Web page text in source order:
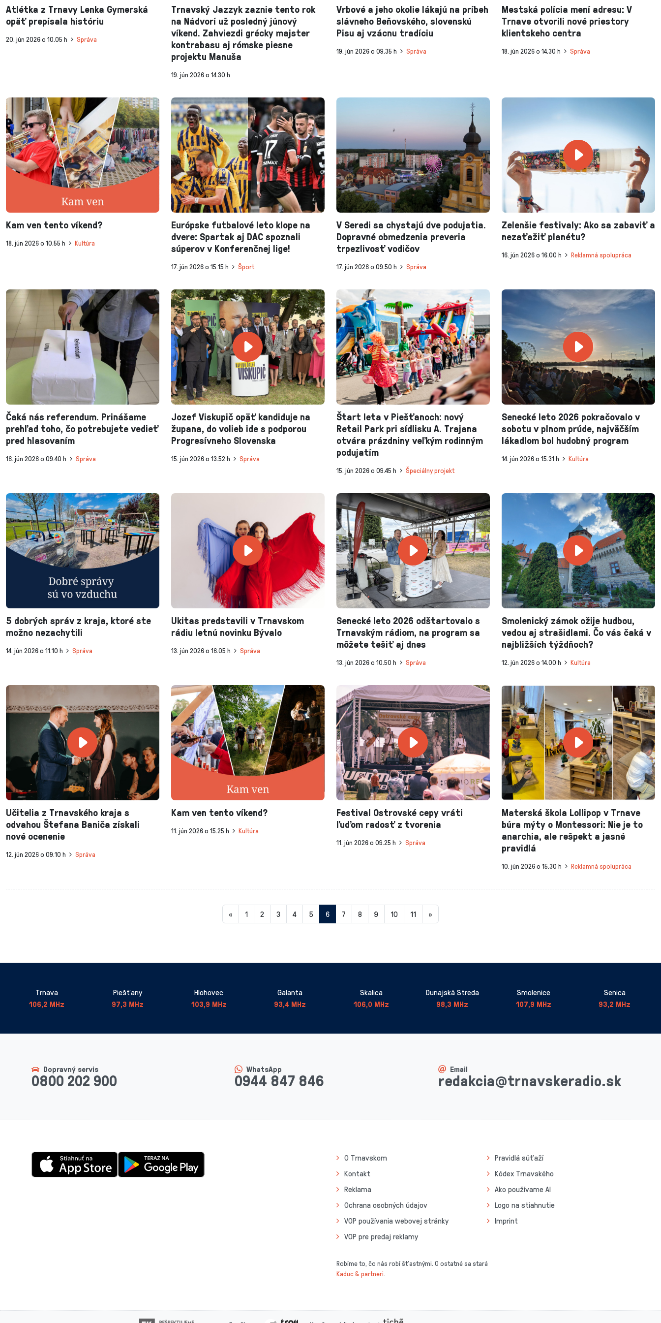
Atlétka z Trnavy Lenka Gymerská
opäť prepísala históriu
20. jún 2026 o 10.05 h Správa
Trnavský Jazzyk zaznie tento rok
na Nádvorí už posledný júnový
víkend. Zahviezdi grécky majster
kontrabasu aj rómske piesne
projektu Manuša
19. jún 2026 o 14.30 h
Vrbové a jeho okolie lákajú na príbeh
slávneho Beňovského, slovenskú
Pisu aj vzácnu tradíciu
19. jún 2026 o 09.35 h Správa
Mestská polícia mení adresu: V
Trnave otvorili nové priestory
klientskeho centra
18. jún 2026 o 14.30 h Správa
Kam ven tento víkend?
18. jún 2026 o 10.55 h Kultúra
Európske futbalové leto klope na
dvere: Spartak aj DAC spoznali
súperov v Konferenčnej lige!
17. jún 2026 o 15.15 h Šport
V Seredi sa chystajú dve podujatia.
Dopravné obmedzenia preveria
trpezlivosť vodičov
17. jún 2026 o 09.50 h Správa
Zelenšie festivaly: Ako sa zabaviť a
nezaťažiť planétu?
16. jún 2026 o 16.00 h Reklamná spolupráca
Čaká nás referendum. Prinášame
prehľad toho, čo potrebujete vedieť
pred hlasovaním
16. jún 2026 o 09.40 h Správa
Jozef Viskupič opäť kandiduje na
župana, do volieb ide s podporou
Progresívneho Slovenska
15. jún 2026 o 13.52 h Správa
Štart leta v Piešťanoch: nový
Retail Park pri sídlisku A. Trajana
otvára prázdniny veľkým rodinným
podujatím
15. jún 2026 o 09.45 h Špeciálny projekt
Senecké leto 2026 pokračovalo v
sobotu v plnom prúde, najväčším
lákadlom bol hudobný program
14. jún 2026 o 15.31 h Kultúra
5 dobrých správ z kraja, ktoré ste
možno nezachytili
14. jún 2026 o 11.10 h Správa
Ukitas predstavili v Trnavskom
rádiu letnú novinku Bývalo
13. jún 2026 o 16.05 h Správa
Senecké leto 2026 odštartovalo s
Trnavským rádiom, na program sa
môžete tešiť aj dnes
13. jún 2026 o 10.50 h Správa
Smolenický zámok ožije hudbou,
vedou aj strašidlami. Čo vás čaká v
najbližších týždňoch?
12. jún 2026 o 14.00 h Kultúra
Učitelia z Trnavského kraja s
odvahou Štefana Baniča získali
nové ocenenie
12. jún 2026 o 09.10 h Správa
Kam ven tento víkend?
11. jún 2026 o 15.25 h Kultúra
Festival Ostrovské cepy vráti
ľuďom radosť z tvorenia
11. jún 2026 o 09.25 h Správa
Materská škola Lollipop v Trnave
búra mýty o Montessori: Nie je to
anarchia, ale rešpekt a jasné
pravidlá
10. jún 2026 o 15.30 h Reklamná spolupráca
« 1 2 3 4 5 6Aktuálna
stránka
7 8 9 10 11 »
Trnava
106,2 MHz
Piešťany
97,3 MHz
Hlohovec
103,9 MHz
Galanta
93,4 MHz
Skalica
106,0 MHz
Dunajská Streda
98,3 MHz
Smolenice
107,9 MHz
Senica
93,2 MHz
Dopravný servis
0800 202 900
WhatsApp
0944 847 846
Email
redakcia@trnavskeradio.sk
O Trnavskom
Kontakt
Reklama
Ochrana osobných údajov
VOP používania webovej stránky
VOP pre predaj reklamy
Pravidlá súťaží
Kódex Trnavského
Ako používame AI
Logo na stiahnutie
Imprint
Robíme to, čo nás robí šťastnými. O ostatné sa stará
Kaduc & partneri.